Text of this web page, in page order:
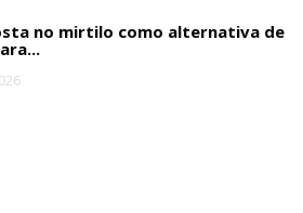
no mirtilo como alternativa de